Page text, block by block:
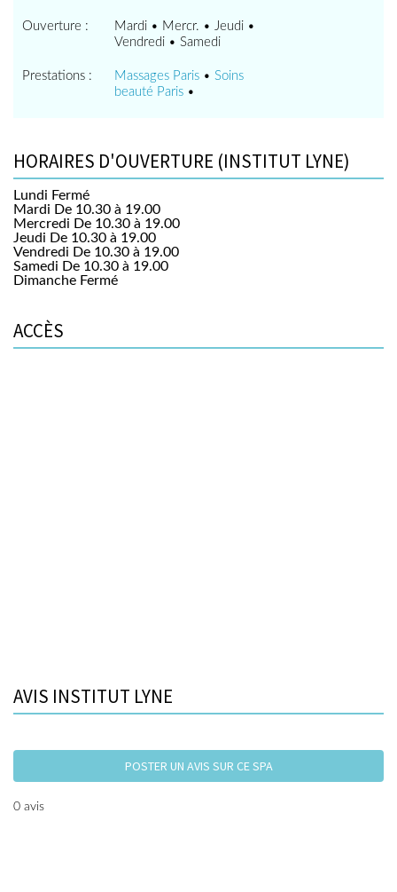
Ouverture :
Mardi • Mercr. • Jeudi •
Vendredi • Samedi
Prestations : Massages Paris • Soins
beauté Paris •
HORAIRES D'OUVERTURE (INSTITUT LYNE)
Lundi Fermé
Mardi De 10.30 à 19.00
Mercredi De 10.30 à 19.00
Jeudi De 10.30 à 19.00
Vendredi De 10.30 à 19.00
Samedi De 10.30 à 19.00
Dimanche Fermé
ACCÈS
AVIS INSTITUT LYNE
POSTER UN AVIS SUR CE SPA
0 avis